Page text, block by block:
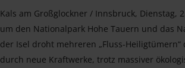
Kals am Großglockner / Innsbruck, Dienstag,
um den Nationalpark Hohe Tauern und das
der Isel droht mehreren „Fluss-Heiligtümern“
durch neue Kraftwerke, trotz massiver